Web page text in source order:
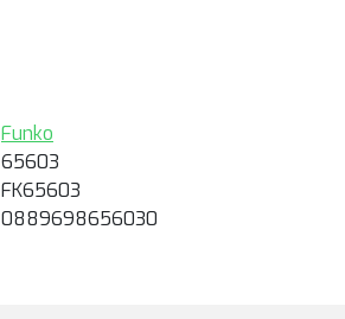
Funko
65603
FK65603
0889698656030